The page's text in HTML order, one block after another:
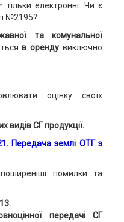
тільки електронні. Чи є
№2195?
та комунальної
в оренду виключно
оцінку своїх
видів СГ продукції.
Передача землі ОТГ з
помилки та
передачі СГ